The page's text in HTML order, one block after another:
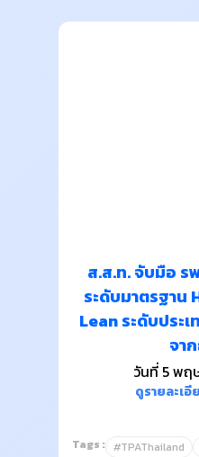
ส.ส.ท. จับมือ ร
ระดับมาตรฐาน
Lean ระดับประ
จา
วันที่ 5 พฤ
ดูรายละเ
Tags : #TPAThailand